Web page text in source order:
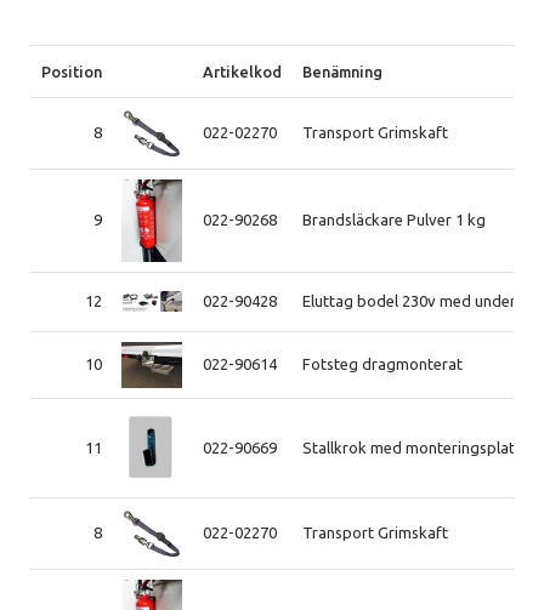
Position Artikelkod Benämning
8 022-02270 Transport Grimskaft
9 022-90268 Brandsläckare Pulver 1 kg
12 022-90428 Eluttag bodel 230v med
10 022-90614 Fotsteg dragmonterat
11 022-90669 Stallkrok med monteringsplatta
8 022-02270 Transport Grimskaft